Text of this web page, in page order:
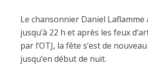
Le chansonnier Daniel Laflamme
jusqu’à 22 h et après les feux
par l’OTJ, la fête s’est de
jusqu’en début de nuit.